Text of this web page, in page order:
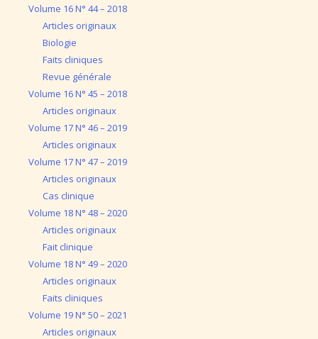
Volume 16 N° 44 – 2018
Articles originaux
Biologie
Faits cliniques
Revue générale
Volume 16 N° 45 – 2018
Articles originaux
Volume 17 N° 46 – 2019
Articles originaux
Volume 17 N° 47 – 2019
Articles originaux
Cas clinique
Volume 18 N° 48 – 2020
Articles originaux
Fait clinique
Volume 18 N° 49 – 2020
Articles originaux
Faits cliniques
Volume 19 N° 50 – 2021
Articles originaux